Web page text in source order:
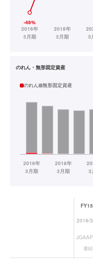
のれん・無形固定資産
のれん 無形固定資産
FY15
2016/3
JGAAP
連結